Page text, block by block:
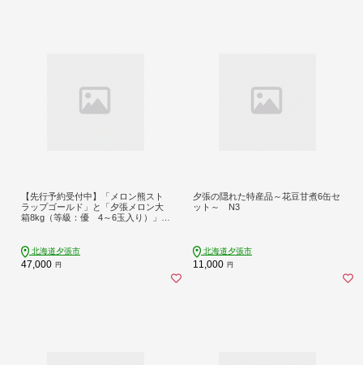
【先行予約受付中】「メロン熊スト
ラップゴールド」と「夕張メロン大
箱8kg（等級：優 4～6玉入り）」セ
北海道夕張市
47,000 円
夕張の隠れた特産品～花豆甘煮6缶セ
ット～ N3
北海道夕張市
11,000 円